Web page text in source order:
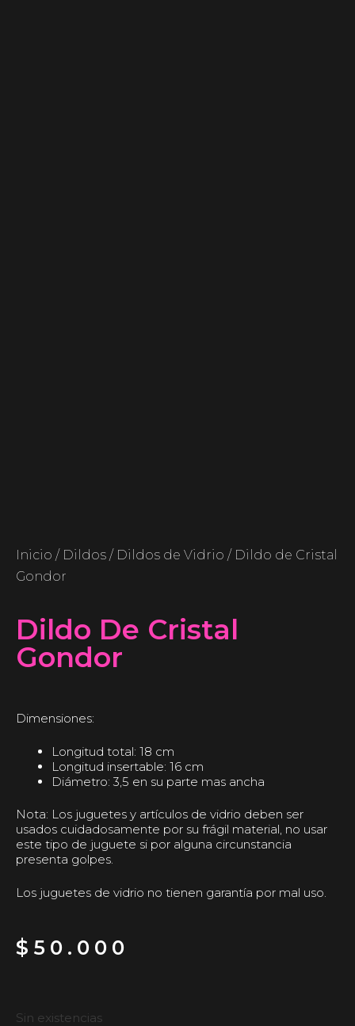
Inicio / Dildos / Dildos de Vidrio / Dildo de Cristal
Gondor
Dildo De Cristal
Gondor
Dimensiones:
Longitud total: 18 cm
Longitud insertable: 16 cm
Diámetro: 3,5 en su parte mas ancha
Nota: Los juguetes y artículos de vidrio deben ser
usados cuidadosamente por su frágil material, no usar
este tipo de juguete si por alguna circunstancia
presenta golpes.
Los juguetes de vidrio no tienen garantía por mal uso.
$ 50.000
Sin existencias